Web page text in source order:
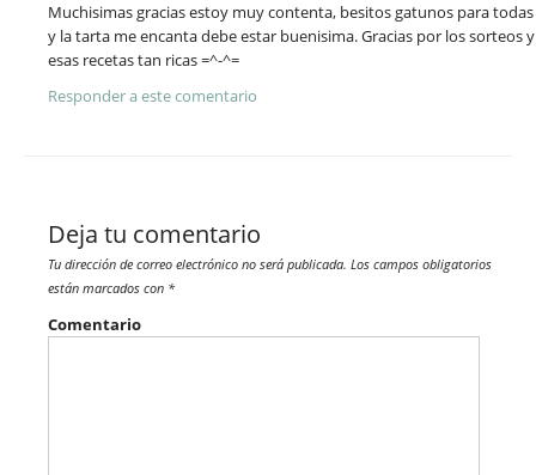
Muchisimas gracias estoy muy contenta, besitos gatunos para todas
y la tarta me encanta debe estar buenisima. Gracias por los sorteos y
esas recetas tan ricas =^-^=
Responder a este comentario
Deja tu comentario
Tu dirección de correo electrónico no será publicada. Los campos obligatorios
están marcados con *
Comentario